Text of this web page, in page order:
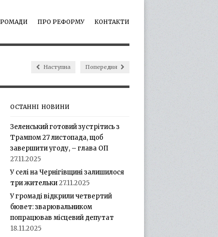
ПРО РЕФОРМУ КОНТАКТИ
Наступна Попередня
ОСТАННІ НОВИНИ
Зеленський готовий зустрітись з
Трампом 27 листопада, щоб
завершити угоду, – глава ОП
27.11.2025
У селі на Чернігівщині залишилося
три жительки27.11.2025
У громаді відкрили четвертий
бювет: зварювальником
попрацював місцевий депутат
18.11.2025